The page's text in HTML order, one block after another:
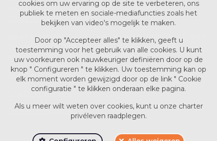
cookies om uw ervaring op de site te verbeteren, ons
publiek te meten en sociale-mediafuncties zoals het
bekijken van video's mogelijk te maken.
Door op "Accepteer alles" te klikken, geeft u
toestemming voor het gebruik van alle cookies. U kunt
uw voorkeuren ook nauwkeuriger definiëren door op de
knop " Configureren " te klikken. Uw toestemming kan op
elk moment worden gewijzigd door op de link " Cookie
configuratie " te klikken onderaan elke pagina.
Als u meer wilt weten over cookies, kunt u onze charter
privéleven raadplegen.
(+32 2 505 38 50 - info@biv.be) -www.biv.be-
Deontologische code
BA en borgstelling via NV AXA Belgium, Troonplein 1, 1000
Brussel (polisnr.730.390.160) Dekking geldt voor
activiteiten die in België worden uitgevoerd
Algemene gebruiksvoorwaarden van de website
Charter privéleven
Cookie configuratie